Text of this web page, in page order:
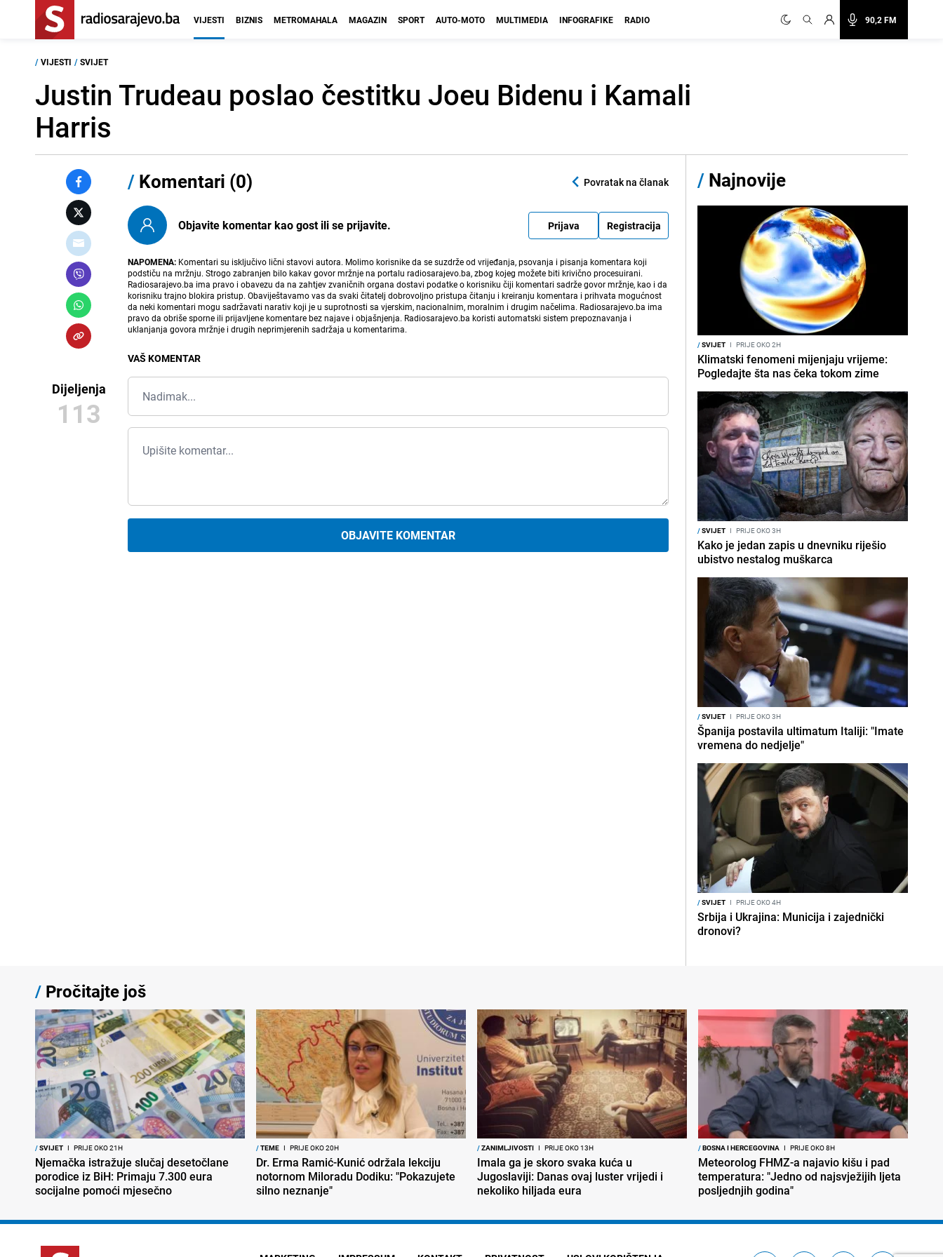
90,2 FM
VIJESTI BIZNIS METROMAHALA MAGAZIN SPORT AUTO-MOTO MULTIMEDIA INFOGRAFIKE RADIO
/ VIJESTI / SVIJET
Justin Trudeau poslao čestitku Joeu Bidenu i Kamali
Harris
Dijeljenja
113
/ Komentari (0) Povratak na članak
Objavite komentar kao gost ili se prijavite. Prijava Registracija
NAPOMENA: Komentari su isključivo lični stavovi autora. Molimo korisnike da se suzdrže od vrijeđanja, psovanja i pisanja komentara koji
podstiču na mržnju. Strogo zabranjen bilo kakav govor mržnje na portalu radiosarajevo.ba, zbog kojeg možete biti krivično procesuirani.
Radiosarajevo.ba ima pravo i obavezu da na zahtjev zvaničnih organa dostavi podatke o korisniku čiji komentari sadrže govor mržnje, kao i da
korisniku trajno blokira pristup. Obaviještavamo vas da svaki čitatelj dobrovoljno pristupa čitanju i kreiranju komentara i prihvata mogućnost
da neki komentari mogu sadržavati narativ koji je u suprotnosti sa vjerskim, nacionalnim, moralnim i drugim načelima. Radiosarajevo.ba ima
pravo da obriše sporne ili prijavljene komentare bez najave i objašnjenja. Radiosarajevo.ba koristi automatski sistem prepoznavanja i
uklanjanja govora mržnje i drugih neprimjerenih sadržaja u komentarima.
VAŠ KOMENTAR
OBJAVITE KOMENTAR
/ Najnovije
/SVIJET I PRIJE OKO 2H
Klimatski fenomeni mijenjaju vrijeme:
Pogledajte šta nas čeka tokom zime
/SVIJET I PRIJE OKO 3H
Kako je jedan zapis u dnevniku riješio
ubistvo nestalog muškarca
/SVIJET I PRIJE OKO 3H
Španija postavila ultimatum Italiji: "Imate
vremena do nedjelje"
/SVIJET I PRIJE OKO 4H
Srbija i Ukrajina: Municija i zajednički
dronovi?
/ Pročitajte još
/SVIJET I PRIJE OKO 21H
Njemačka istražuje slučaj desetočlane
porodice iz BiH: Primaju 7.300 eura
socijalne pomoći mjesečno
/TEME I PRIJE OKO 20H
Dr. Erma Ramić-Kunić održala lekciju
notornom Miloradu Dodiku: "Pokazujete
silno neznanje"
/ZANIMLJIVOSTI I PRIJE OKO 13H
Imala ga je skoro svaka kuća u
Jugoslaviji: Danas ovaj luster vrijedi i
nekoliko hiljada eura
/BOSNA I HERCEGOVINA I PRIJE OKO 8H
Meteorolog FHMZ-a najavio kišu i pad
temperatura: "Jedno od najsvježijih ljeta
posljednjih godina"